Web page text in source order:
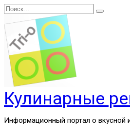
Перейти
к
содержанию
Search
for:
Кулинарные
Информационный портал о вкусной